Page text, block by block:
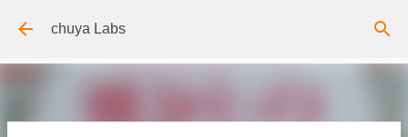
スキップしてメイン コンテンツに移動
chuya Labs